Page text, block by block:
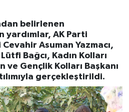
belirlenen
yardımlar, AK Parti
Asuman Yazmacı,
Bağcı, Kadın Kolları
ve Gençlik Kolları Başkanı
gerçekleştirildi.